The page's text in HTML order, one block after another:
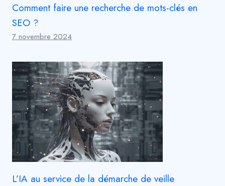
Comment faire une recherche de mots-clés en
SEO ?
7 novembre 2024
L’IA au service de la démarche de veille